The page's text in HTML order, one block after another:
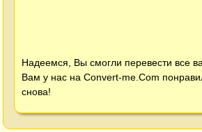
Надеемся, Вы смогли перевести все
Вам у нас на Convert-me.Com
снова!